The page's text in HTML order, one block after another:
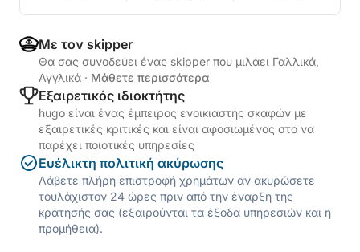
Με τον skipper
Θα σας συνοδεύει ένας skipper που μιλάει Γαλλικά,
Αγγλικά · Μάθετε περισσότερα
Εξαιρετικός ιδιοκτήτης
hugo είναι ένας έμπειρος ενοικιαστής σκαφών με
εξαιρετικές κριτικές και είναι αφοσιωμένος στο να
παρέχει ποιοτικές υπηρεσίες
Ευέλικτη πολιτική ακύρωσης
Λάβετε πλήρη επιστροφή χρημάτων αν ακυρώσετε
τουλάχιστον 24 ώρες πριν από την έναρξη της
κράτησής σας (εξαιρούνται τα έξοδα υπηρεσιών και η
προμήθεια).